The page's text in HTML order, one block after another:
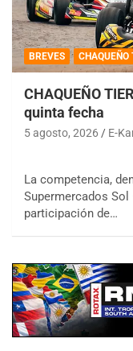
BREVES CHAQUEÑO
CHAQUEÑO
quinta fecha
5 agosto, 2026 E-
La competencia,
Supermercados
participación de…